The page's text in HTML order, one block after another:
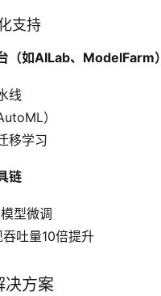
支持
（如AILab、ModelFarm）
线
）
移学习
链
型微调
吐量10倍提升
决方案